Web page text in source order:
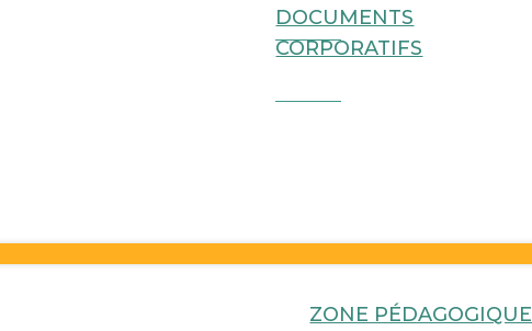
DOCUMENTS
CORPORATIFS
ZONE PÉDAGOGIQUE